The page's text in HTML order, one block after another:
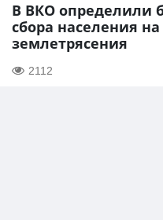
В ВКО определили
сбора населения
землетрясения
2112